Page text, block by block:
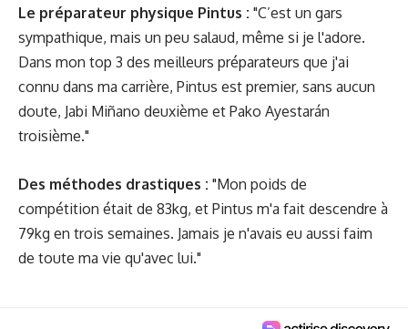
Le préparateur physique Pintus : "C’est un gars
sympathique, mais un peu salaud, même si je l'adore.
Dans mon top 3 des meilleurs préparateurs que j'ai
connu dans ma carrière, Pintus est premier, sans aucun
doute, Jabi Miñano deuxième et Pako Ayestarán
troisième."
Des méthodes drastiques : "Mon poids de
compétition était de 83kg, et Pintus m'a fait descendre à
79kg en trois semaines. Jamais je n'avais eu aussi faim
de toute ma vie qu'avec lui."